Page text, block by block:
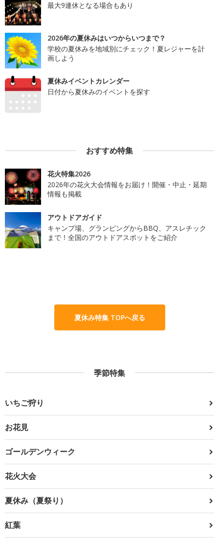
最大9連休となる場合もあり
2026年の夏休みはいつからいつまで？
学校の夏休みを地域別にチェック！夏レジャーを計
画しよう
夏休みイベントカレンダー
日付から夏休みのイベントを探す
おすすめ特集
花火特集2026
2026年の花火大会情報をお届け！開催・中止・延期
情報も掲載
アウトドアガイド
キャンプ場、グランピングからBBQ、アスレチック
まで！全国のアウトドアスポットをご紹介
夏休み特集 TOPへ戻る
季節特集
いちご狩り
お花見
ゴールデンウィーク
花火大会
夏休み（夏祭り）
紅葉